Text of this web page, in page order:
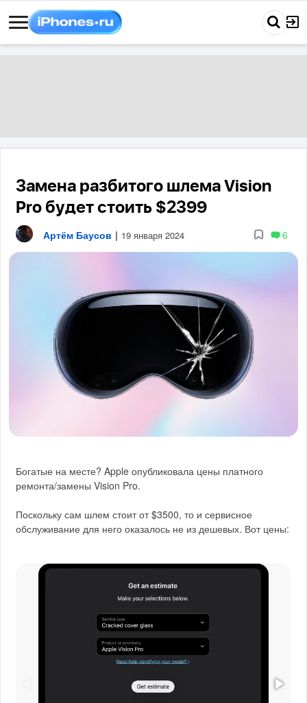
Замена разбитого шлема Vision
Pro будет стоить $2399
Артём Баусов | 19 января 2024 6
Богатые на месте? Apple опубликовала цены платного
ремонта/замены Vision Pro.
Поскольку сам шлем стоит от $3500, то и сервисное
обслуживание для него оказалось не из дешевых. Вот цены: